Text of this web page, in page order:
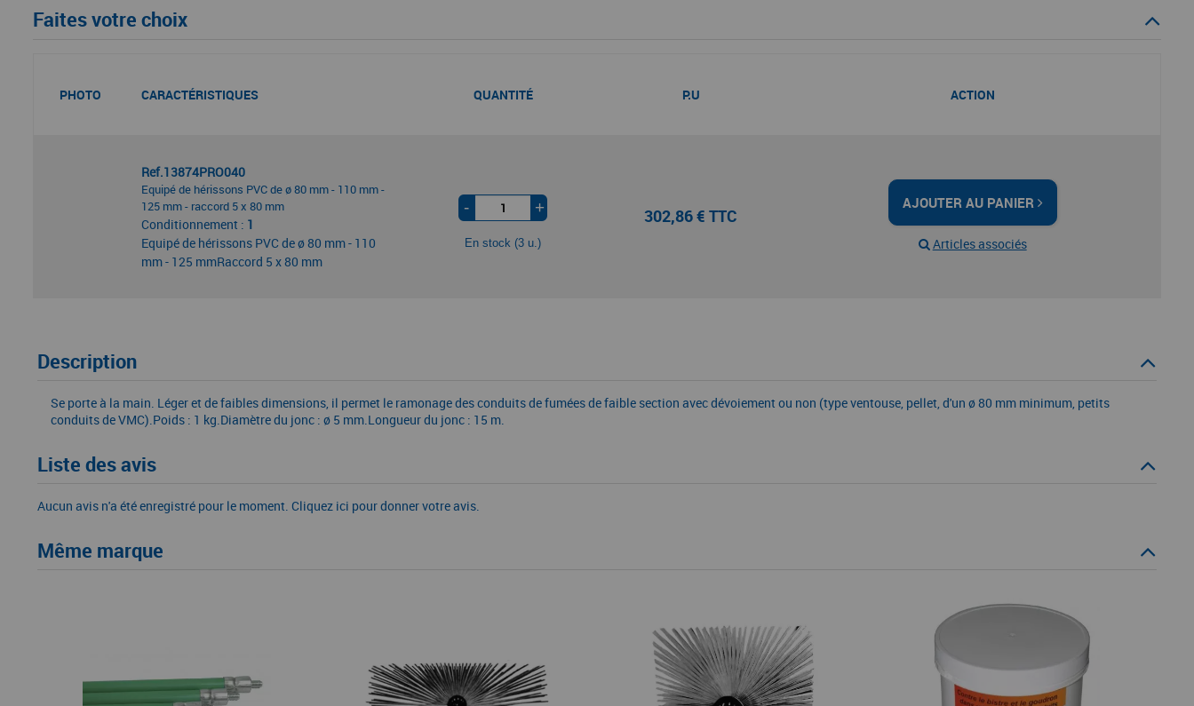
Faites votre choix
PHOTO CARACTÉRISTIQUES QUANTITÉ P.U ACTION
Ref.13874PRO040
Equipé de hérissons PVC de ø 80 mm - 110 mm -
125 mm - raccord 5 x 80 mm
Conditionnement : 1
Equipé de hérissons PVC de ø 80 mm - 110
mm - 125 mmRaccord 5 x 80 mm
- +
En stock (3 u.)
302,86 € TTC
AJOUTER AU PANIER
Articles associés
Description
Se porte à la main. Léger et de faibles dimensions, il permet le ramonage des conduits de fumées de faible section avec dévoiement ou non (type ventouse, pellet, d'un ø 80 mm minimum, petits
conduits de VMC).Poids : 1 kg.Diamètre du jonc : ø 5 mm.Longueur du jonc : 15 m.
Liste des avis
Aucun avis n'a été enregistré pour le moment. Cliquez ici pour donner votre avis.
Même marque